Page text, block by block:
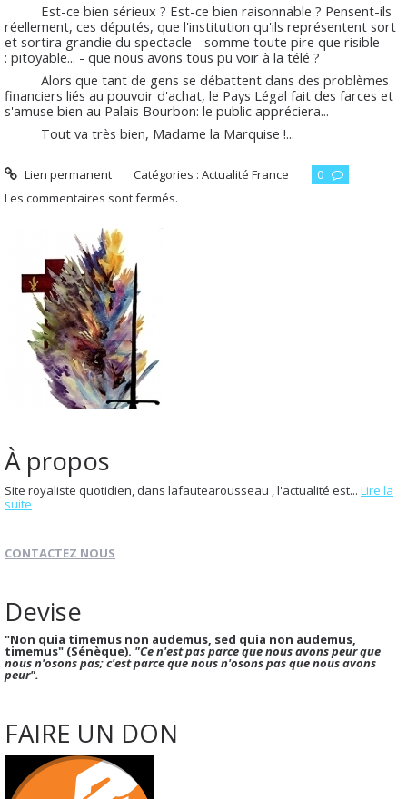
Est-ce bien sérieux ? Est-ce bien raisonnable ? Pensent-ils
réellement, ces députés, que l'institution qu'ils représentent sort
et sortira grandie du spectacle - somme toute pire que risible
: pitoyable... - que nous avons tous pu voir à la télé ?
Alors que tant de gens se débattent dans des problèmes
financiers liés au pouvoir d'achat, le Pays Légal fait des farces et
s'amuse bien au Palais Bourbon: le public appréciera...
Tout va très bien, Madame la Marquise !...
Lien permanent Catégories :Actualité France
0
Les commentaires sont fermés.
À propos
Site royaliste quotidien, dans lafautearousseau , l'actualité est... Lire la
suite
CONTACTEZ NOUS
Devise
"Non quia timemus non audemus, sed quia non audemus,
timemus" (Sénèque). "Ce n'est pas parce que nous avons peur que
nous n'osons pas; c'est parce que nous n'osons pas que nous avons
peur".
FAIRE UN DON